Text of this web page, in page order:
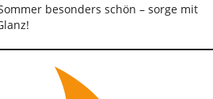
besonders schön – sorge mit